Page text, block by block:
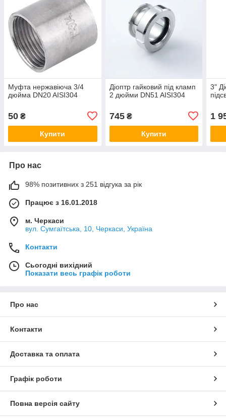
Муфта нержавіюча 3/4
дюйма DN20 AISI304
50 ₴
Купити
Діоптр гайковий під кламп
2 дюйми DN51 AISI304
745₴
Купити
3"
1
Про нас
98% позитивних з 251 відгука за рік
Працює з 16.01.2018
м. Черкаси
вул. Сумгаїтська, 10, Черкаси, Україна
Контакти
Сьогодні вихідний
Показати весь графік роботи
Про нас
Контакти
Доставка та оплата
Графік роботи
Повна версія сайту